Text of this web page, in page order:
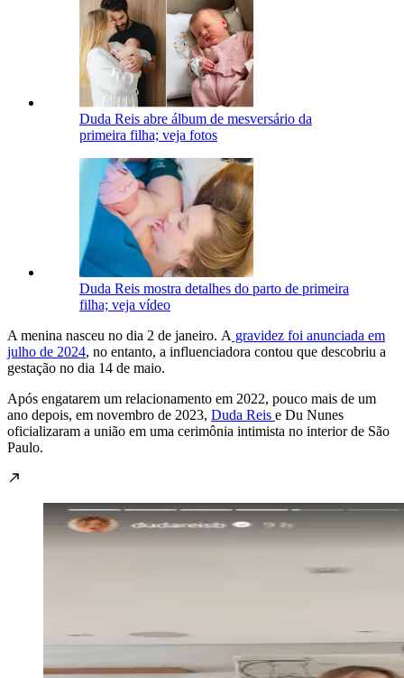
Duda Reis abre álbum de mesversário da
primeira filha; veja fotos
Duda Reis mostra detalhes do parto de primeira
filha; veja vídeo
A menina nasceu no dia 2 de janeiro. A gravidez foi anunciada em
julho de 2024, no entanto, a influenciadora contou que descobriu a
gestação no dia 14 de maio.
Após engatarem um relacionamento em 2022, pouco mais de um
ano depois, em novembro de 2023, Duda Reis e Du Nunes
oficializaram a união em uma cerimônia intimista no interior de São
Paulo.